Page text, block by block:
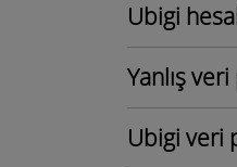
Ubigi
Yanlış
Ubigi veri